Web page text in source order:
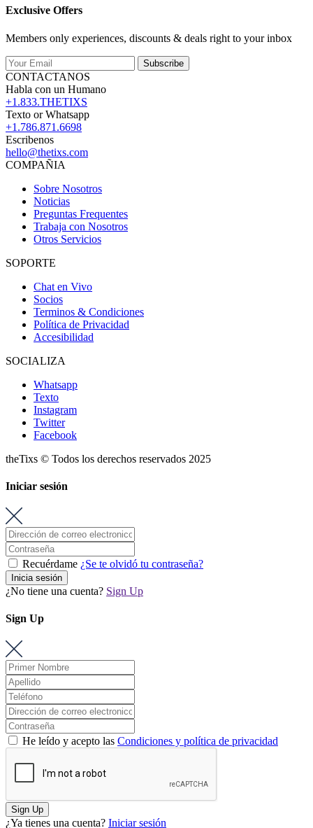
Exclusive Offers
Members only experiences, discounts & deals right to your inbox
Subscribe
CONTACTANOS
Habla con un Humano
+1.833.THETIXS
Texto or Whatsapp
+1.786.871.6698
Escribenos
hello@thetixs.com
COMPAÑIA
Sobre Nosotros
Noticias
Preguntas Frequentes
Trabaja con Nosotros
Otros Servicios
SOPORTE
Chat en Vivo
Socios
Terminos & Condiciones
Política de Privacidad
Accesibilidad
SOCIALIZA
Whatsapp
Texto
Instagram
Twitter
Facebook
theTixs © Todos los derechos reservados 2025
Iniciar sesión
Recuérdame ¿Se te olvidó tu contraseña?
Inicia sesión
¿No tiene una cuenta? Sign Up
Sign Up
He leído y acepto las Condiciones y política de privacidad
Sign Up
¿Ya tienes una cuenta? Iniciar sesión